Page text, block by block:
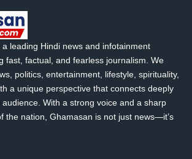
leading Hindi news and infotainment
fast, factual, and fearless journalism. We
politics, entertainment, lifestyle, spirituality,
a unique perspective that connects deeply
audience. With a strong voice and a sharp
the nation, Ghamasan is not just news—it’s